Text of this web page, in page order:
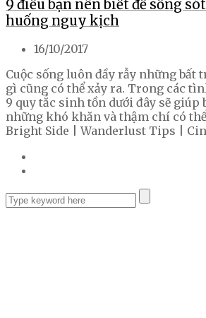
9 điều bạn nên biết để sống
huống nguy kịch
16/10/2017
Cuộc sống luôn đầy rẫy những bất
gì cũng có thể xảy ra. Trong các
9 quy tắc sinh tồn dưới đây sẽ giúp
những khó khăn và thậm chí có
Bright Side | Wanderlust Tips |